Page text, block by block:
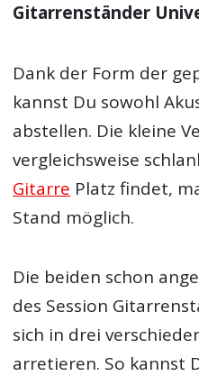
Gitarrenständer
Dank der Form der
kannst Du sowohl
abstellen. Die kleine
vergleichsweise
Gitarre Platz findet,
Stand möglich.
Die beiden schon
des Session
sich in drei
arretieren. So kannst